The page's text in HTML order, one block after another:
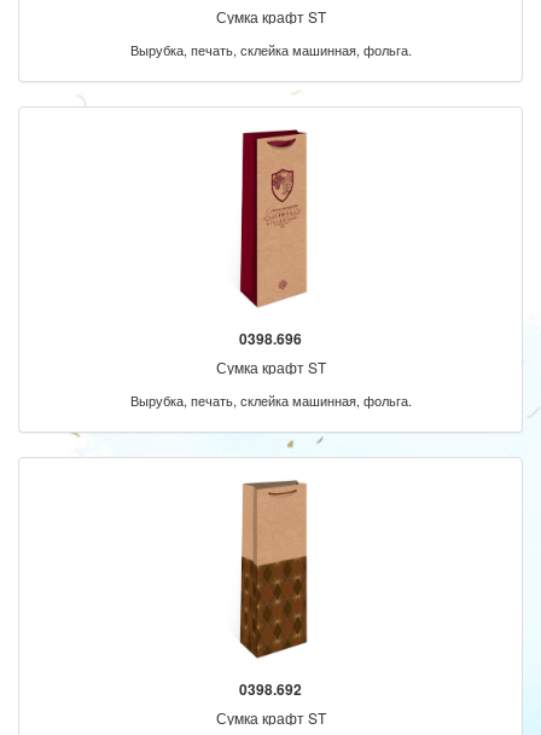
Сумка крафт ST
Вырубка, печать, склейка машинная, фольга.
0398.696
Сумка крафт ST
Вырубка, печать, склейка машинная, фольга.
0398.692
Сумка крафт ST